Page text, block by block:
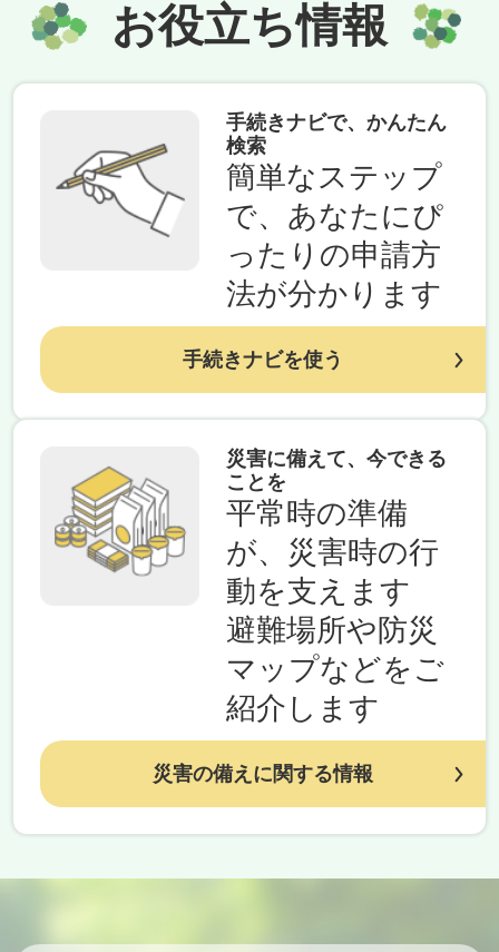
お役立ち情報
手続きナビで、かんたん
検索
簡単なステップ
で、あなたにぴ
ったりの申請方
法が分かります
手続きナビを使う
災害に備えて、今できる
ことを
平常時の準備
が、災害時の行
動を支えます
避難場所や防災
マップなどをご
紹介します
災害の備えに関する情報